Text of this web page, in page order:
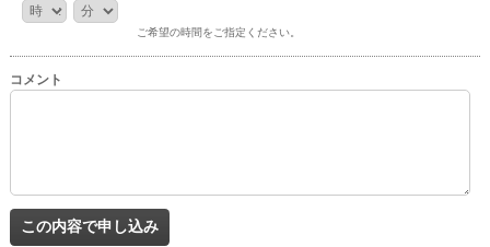
:分
ご希望の時間をご指定ください。
コメント